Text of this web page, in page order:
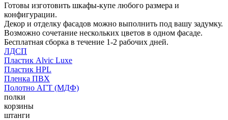
Готовы изготовить шкафы-купе любого размера и
конфигурации.
Декор и отделку фасадов можно выполнить под вашу задумку.
Возможно сочетание нескольких цветов в одном фасаде.
Бесплатная сборка в течение 1-2 рабочих дней.
ЛДСП
Пластик Alvic Luxe
Пластик HPL
Пленка ПВХ
Полотно АГТ (МДФ)
полки
корзины
штанги